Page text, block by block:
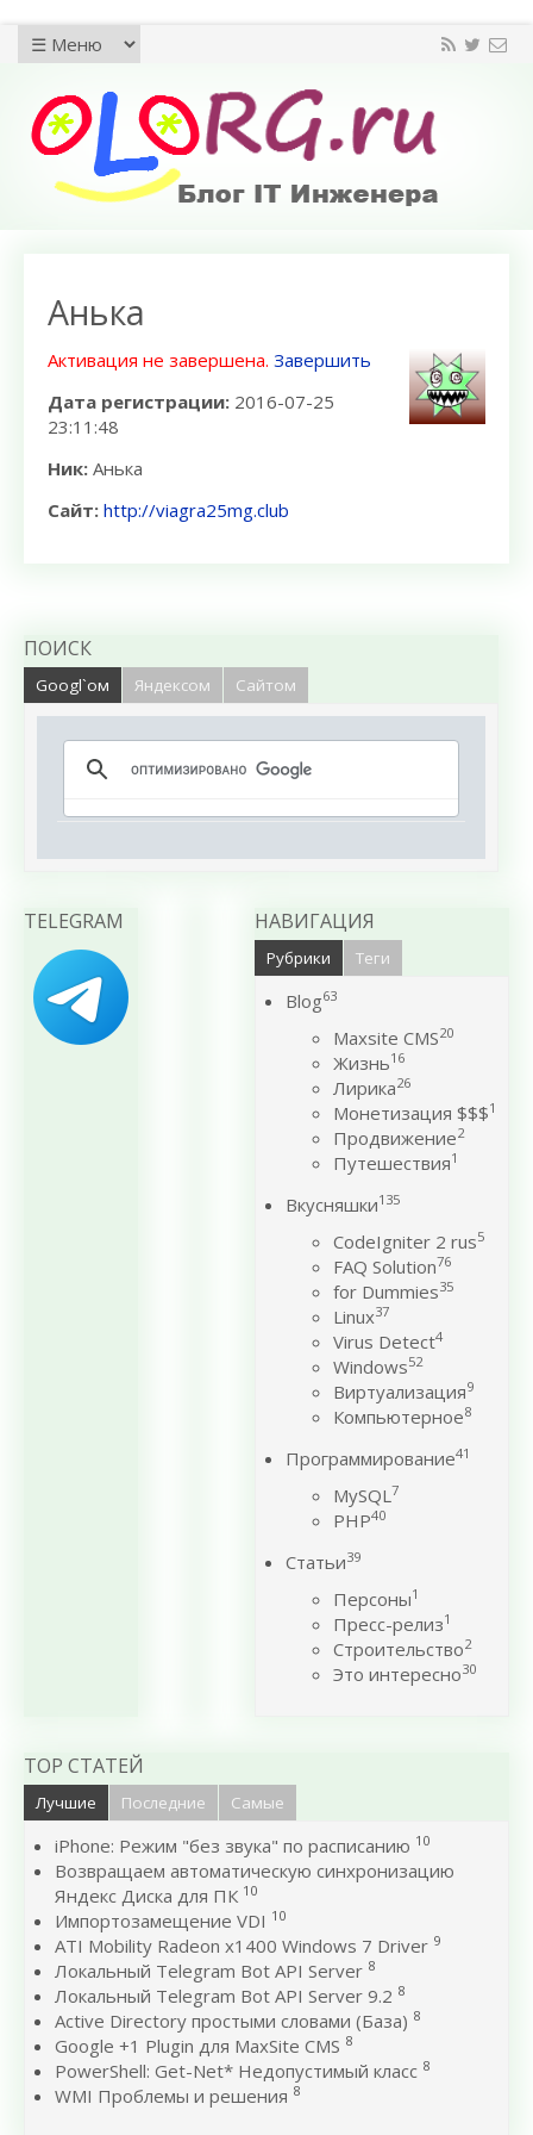
Анька
Активация не завершена. Завершить
Дата регистрации: 2016-07-25
23:11:48
Ник: Анька
Сайт: http://viagra25mg.club
ПОИСК
Googl`ом Яндексом Сайтом
TELEGRAM НАВИГАЦИЯ
Рубрики Теги
Blog63
Maxsite CMS20
Жизнь16
Лирика26
Монетизация $$$1
Продвижение2
Путешествия1
Вкусняшки135
CodeIgniter 2 rus5
FAQ Solution76
for Dummies35
Linux37
Virus Detect4
Windows52
Виртуализация9
Компьютерное8
Программирование41
MySQL7
PHP40
Статьи39
Персоны1
Пресс-релиз1
Строительство2
Это интересно30
TOP СТАТЕЙ
Лучшие Последние Самые
iPhone: Режим "без звука" по расписанию 10
Возвращаем автоматическую синхронизацию
Яндекс Диска для ПК 10
Импортозамещение VDI 10
ATI Mobility Radeon x1400 Windows 7 Driver 9
Локальный Telegram Bot API Server 8
Локальный Telegram Bot API Server 9.2 8
Active Directory простыми словами (База) 8
Google +1 Plugin для MaxSite CMS 8
PowerShell: Get-Net* Недопустимый класс 8
WMI Проблемы и решения 8